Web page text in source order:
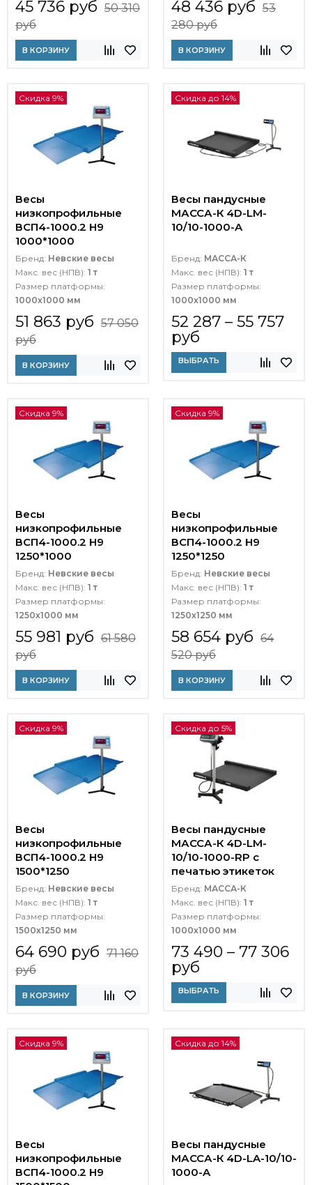
45 736 руб 50 310
руб
В КОРЗИНУ
48 436 руб 53
280 руб
В КОРЗИНУ
Скидка 9%
Весы
низкопрофильные
ВСП4-1000.2 Н9
1000*1000
Бренд: Невские весы
Макс. вес (НПВ): 1 т
Размер платформы:
1000х1000 мм
51 863 руб 57 050
руб
В КОРЗИНУ
Скидка до 14%
Весы пандусные
МАССА-К 4D-LM-
10/10-1000-A
Бренд: МАССА-К
Макс. вес (НПВ): 1 т
Размер платформы:
1000х1000 мм
52 287 – 55 757
руб
ВЫБРАТЬ
Скидка 9%
Весы
низкопрофильные
ВСП4-1000.2 Н9
1250*1000
Бренд: Невские весы
Макс. вес (НПВ): 1 т
Размер платформы:
1250х1000 мм
55 981 руб 61 580
руб
В КОРЗИНУ
Скидка 9%
Весы
низкопрофильные
ВСП4-1000.2 Н9
1250*1250
Бренд: Невские весы
Макс. вес (НПВ): 1 т
Размер платформы:
1250х1250 мм
58 654 руб 64
520 руб
В КОРЗИНУ
Скидка 9%
Весы
низкопрофильные
ВСП4-1000.2 Н9
1500*1250
Бренд: Невские весы
Макс. вес (НПВ): 1 т
Размер платформы:
1500х1250 мм
64 690 руб 71 160
руб
В КОРЗИНУ
Скидка до 5%
Весы пандусные
МАССА-К 4D-LM-
10/10-1000-RP с
печатью этикеток
Бренд: МАССА-К
Макс. вес (НПВ): 1 т
Размер платформы:
1000х1000 мм
73 490 – 77 306
руб
ВЫБРАТЬ
Скидка 9%
Весы
низкопрофильные
ВСП4-1000.2 Н9
Скидка до 14%
Весы пандусные
МАССА-К 4D-LA-10/10-
1000-A